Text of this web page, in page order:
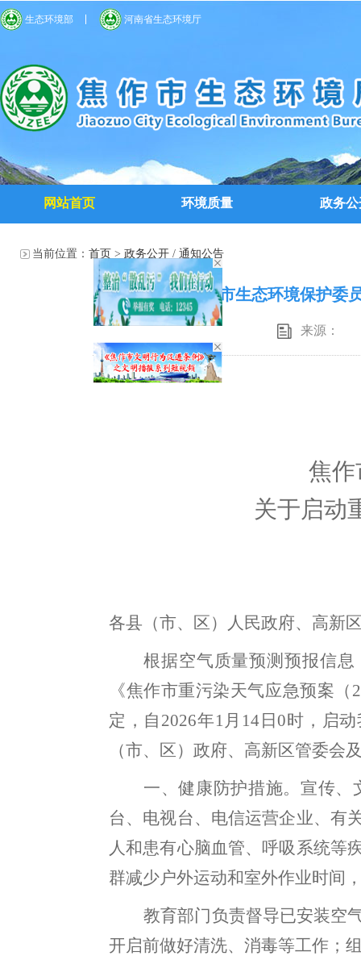
生态环境部 河南省生态环境厅
网站首页 环境质量 政务公
当前位置： 首页 > 政务公开 / 通知公告
焦作市生态环境保护委
来源：
焦作
关于启动
各县（市、 区） 人民政府、高新
根据空气质量预测预报信息
《焦作市重污染天气应急预案（
定 ， 自 2026年1 月 14 日0时，启动
（市、区） 政府、 高新区管委会
一、健康防护措施。 宣传、
台、电视台、电信运营企业、有
人和患有心脑血管、呼吸系统等
群减少户外运动和室外作业时间
教育部门负责督导已安装空
开启前做好清洗、消毒等工作 ；